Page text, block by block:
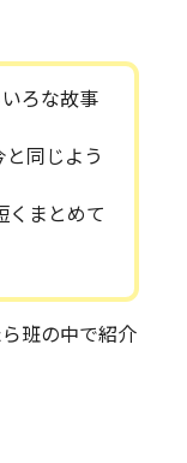
ろな故事
同じよう
くまとめて
班の中で紹介